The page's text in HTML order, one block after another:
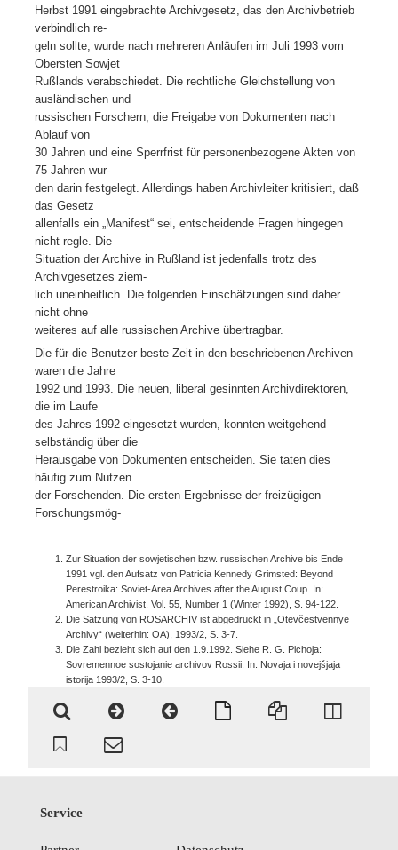
Herbst 1991 eingebrachte Archivgesetz, das den Archivbetrieb
verbindlich re-
geln sollte, wurde nach mehreren Anläufen im Juli 1993 vom
Obersten Sowjet
Rußlands verabschiedet. Die rechtliche Gleichstellung von
ausländischen und
russischen Forschern, die Freigabe von Dokumenten nach
Ablauf von
30 Jahren und eine Sperrfrist für personenbezogene Akten von
75 Jahren wur-
den darin festgelegt. Allerdings haben Archivleiter kritisiert, daß
das Gesetz
allenfalls ein „Manifest“ sei, entscheidende Fragen hingegen
nicht regle. Die
Situation der Archive in Rußland ist jedenfalls trotz des
Archivgesetzes ziem-
lich uneinheitlich. Die folgenden Einschätzungen sind daher
nicht ohne
weiteres auf alle russischen Archive übertragbar.
Die für die Benutzer beste Zeit in den beschriebenen Archiven
waren die Jahre
1992 und 1993. Die neuen, liberal gesinnten Archivdirektoren,
die im Laufe
des Jahres 1992 eingesetzt wurden, konnten weitgehend
selbständig über die
Herausgabe von Dokumenten entscheiden. Sie taten dies
häufig zum Nutzen
der Forschenden. Die ersten Ergebnisse der freizügigen
Forschungsmög-
Zur Situation der sowjetischen bzw. russischen Archive bis Ende
1991 vgl. den Aufsatz von Patricia Kennedy Grimsted: Beyond
Perestroika: Soviet-Area Archives after the August Coup. In:
American Archivist, Vol. 55, Number 1 (Winter 1992), S. 94-122.
Die Satzung von ROSARCHIV ist abgedruckt in „Otevčestvennye
Archivy“ (weiterhin: OA), 1993/2, S. 3-7.
Die Zahl bezieht sich auf den 1.9.1992. Siehe R. G. Pichoja:
Sovremennoe sostojanie archivov Rossii. In: Novaja i novejšjaja
istorija 1993/2, S. 3-10.
Service